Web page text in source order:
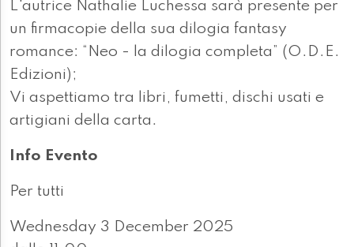
L'autrice Nathalie Luchessa sarà presente per
un firmacopie della sua dilogia fantasy
romance: “Neo - la dilogia completa” (O.D.E.
Edizioni);
Vi aspettiamo tra libri, fumetti, dischi usati e
artigiani della carta.
Info Evento
Per tutti
Wednesday 3 December 2025